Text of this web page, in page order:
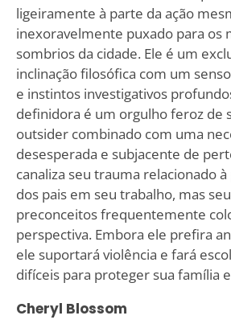
ligeiramente à parte da ação
inexoravelmente puxado para os
sombrios da cidade. Ele é um
inclinação filosófica com um
e instintos investigativos
definidora é um orgulho feroz de
outsider combinado com uma
desesperada e subjacente de
canaliza seu trauma relacionado
dos pais em seu trabalho, mas
preconceitos frequentemente
perspectiva. Embora ele prefira
ele suportará violência e fará
difíceis para proteger sua família
Cheryl Blossom